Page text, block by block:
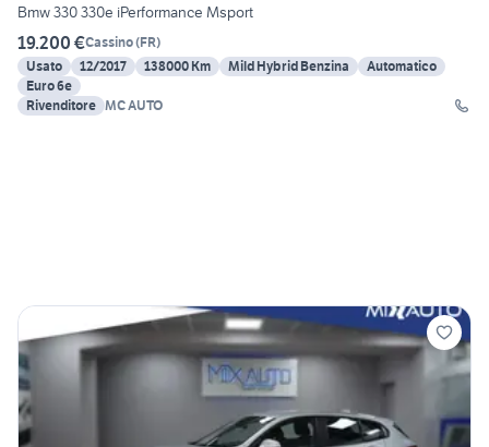
Bmw 330 330e iPerformance Msport
19.200 €Cassino(FR)
Usato
12/2017 138000 Km Mild Hybrid Benzina
Automatico
Euro 6e
Rivenditore MC AUTO